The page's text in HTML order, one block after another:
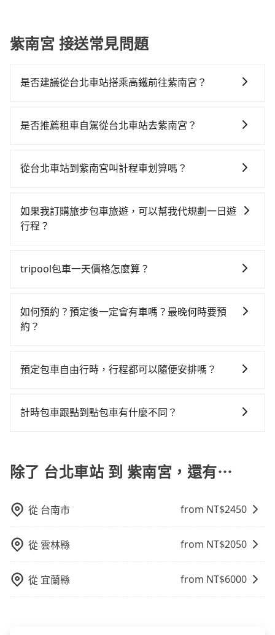
紫南宮 接送常見問題
是否建議從台北車站搭乘高鐵前往紫南宮？
時、較貴！不過從最早一班車06:26到末班車21:56，台
中正區) 出發，步行進入高鐵站約15分鐘，現場買票或月
5分鐘出站、等待車站前排班的計程車，搭上小黃後約花
33分鐘、車費600元後，抵達紫南宮 (南投縣竹山鎮) 的
使用tripool並到府專車接送，則每人平均花費約920
以對於不是這麼趕時間的人來說，預約tripool還是比較
划算的。如果你是三人以下要乘車，也可參考tripool的
是否推薦租車自駕從台北車站去紫南宮？
時不需要閉目養神（因為要自己開車），最重要的是你
$115~205承租小轎車，每公里再額外加收$3.2，從台北
車站到紫南宮的花費預估為$2,850~3,500（金額差異來
估進去，但額外的汽車保險與可能的罰單都需自付。再
數超過四位，更是沒有較大的七人座或九人座可供選
擇，而且無人租車最令人詬病的就是車況，打開車門才
會遇到明明已經預約了時間但上一位用戶卻遲遲尚未歸
雖然路邊隨租隨還看似方便，但實際使用時還是有其區
從台北車站到紫南宮叫計程車划算嗎？
灣大車隊、Uber、Line Taxi、Yoxi等，如果在路邊攔不
到車，也可考慮打電話至台北車站附近的計程車隊，如
約tripool可省高達$2,800。但如果要考慮到回程，南投
合以上，無論在價格或服務品質上，tripool都是你從台
北車站到紫南宮的最佳選擇。
如果我訂購旅步包車旅遊，可以幫我代規劃一日遊
行程？
時還沒有規劃行程的服務。
tripool包車一天價格怎麼算？
需行程的公里數及車型而有所不同，建議可以直接上旅
步官網一鍵查價，即時試算您包車費用，清楚透明，且
如何預約？預定後一定會有車嗎？最晚何時要預
約？
接線上輸入上下車地點或地址，三秒內即可查到真實價
電子郵件確認信，如此就完成預約了，而司機與車輛的
需要，前一天傍晚五點前仍會收單，最遲如當天下午過
預定包車自由行時，行程都可以隨便安排嗎？
沒有到達海拔1500公里以上的山區，行程都是可以依照
計時包車跟點到點包車有什麼不同？
費，通常以每小時為單位，客戶可以根據自己的需要預
定一定時間的包車服務。這種服務適用於需要在城市內
等。 點到點包車：點到點包車是按照里程和目的地來計
線和里程來計算費用。這種服務通常適用於單程或從一
個城市到另一個城市的長途包車。
除了 台北車站 到 紫南宮，還有⋯
從 台南市 from NT$2450
從雲林縣 from NT$2050
從 宜蘭縣 from NT$6000